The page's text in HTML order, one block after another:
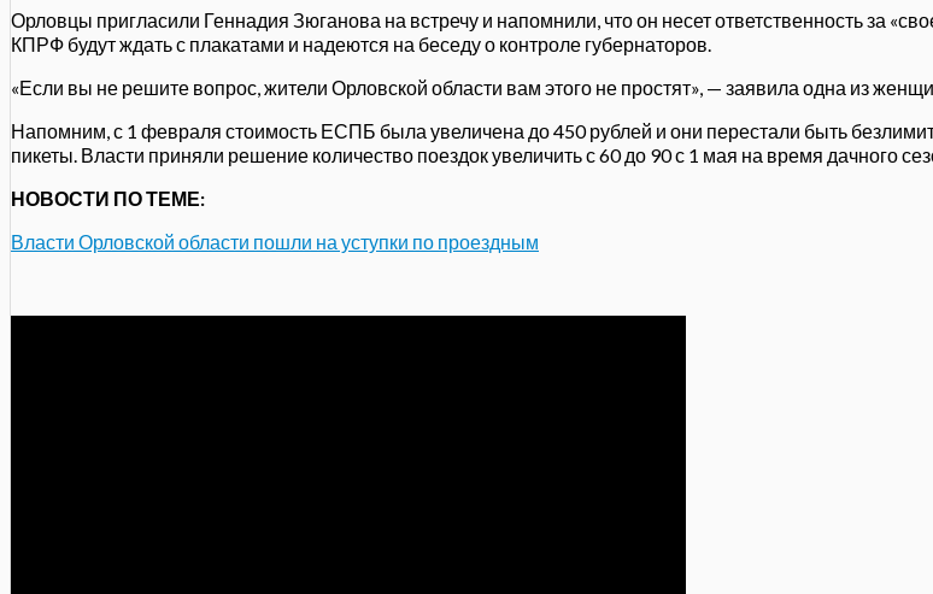
Орловцы пригласили Геннадия Зюганова на встречу и напомнили, что он несет ответственность за
КПРФ будут ждать с плакатами и надеются на беседу о контроле губернаторов.
«Если вы не решите вопрос, жители Орловской области вам этого не простят», — заявила одна из
Напомним, с 1 февраля стоимость ЕСПБ была увеличена до 450 рублей и они перестали быть
пикеты. Власти приняли решение количество поездок увеличить с 60 до 90 с 1 мая на время дачного
НОВОСТИ ПО ТЕМЕ:
Власти Орловской области пошли на уступки по проездным